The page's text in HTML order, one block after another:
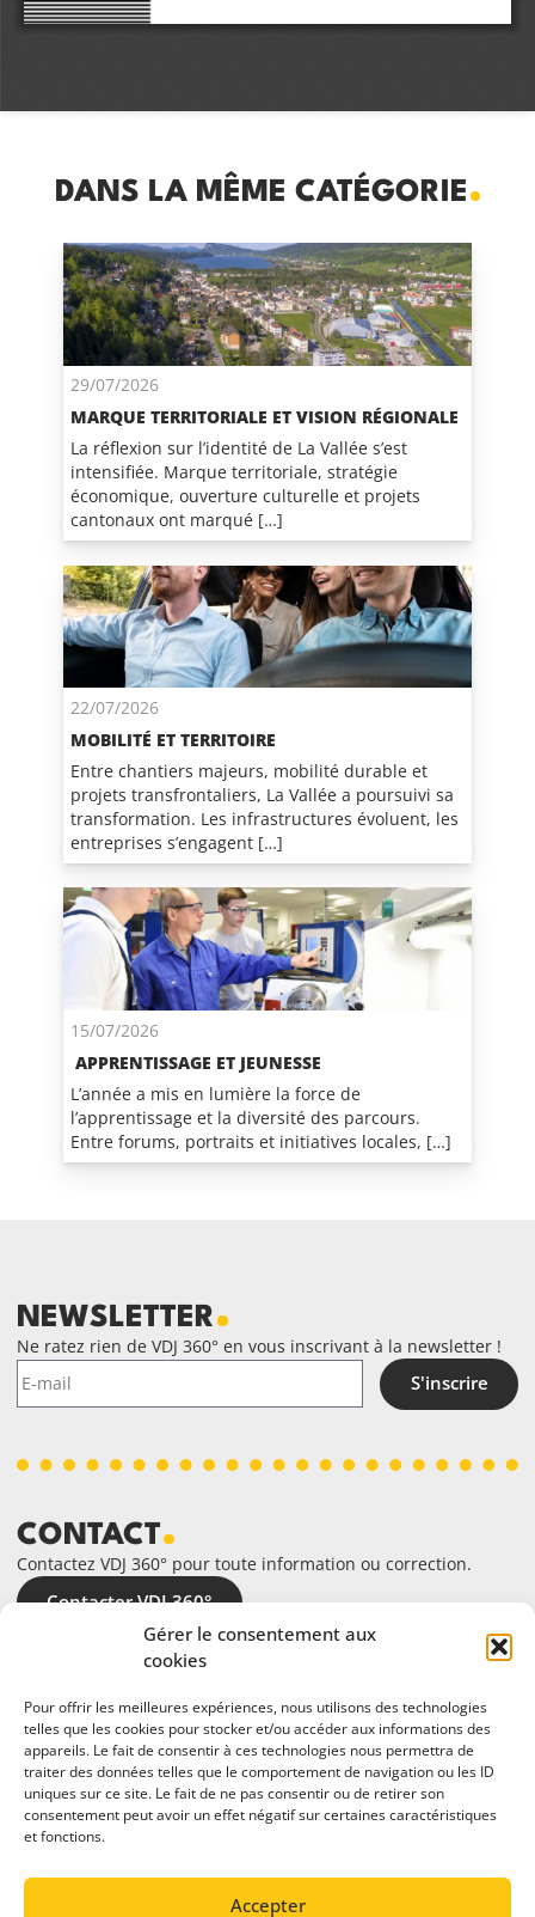
Gérer le consentement aux
cookies
Pour offrir les meilleures expériences, nous utilisons des technologies
telles que les cookies pour stocker et/ou accéder aux informations des
appareils. Le fait de consentir à ces technologies nous permettra de
traiter des données telles que le comportement de navigation ou les ID
uniques sur ce site. Le fait de ne pas consentir ou de retirer son
consentement peut avoir un effet négatif sur certaines caractéristiques
et fonctions.
Accepter
DANS LA MÊME CATÉGORIE
29/07/2026
MARQUE TERRITORIALE ET VISION RÉGIONALE
La réflexion sur l’identité de La Vallée s’est
intensifiée. Marque territoriale, stratégie
économique, ouverture culturelle et projets
cantonaux ont marqué […]
22/07/2026
MOBILITÉ ET TERRITOIRE
Entre chantiers majeurs, mobilité durable et
projets transfrontaliers, La Vallée a poursuivi sa
transformation. Les infrastructures évoluent, les
entreprises s’engagent […]
15/07/2026
APPRENTISSAGE ET JEUNESSE
L’année a mis en lumière la force de
l’apprentissage et la diversité des parcours.
Entre forums, portraits et initiatives locales, […]
NEWSLETTER
Ne ratez rien de VDJ 360° en vous inscrivant à la newsletter !
S'inscrire
CONTACT
Contactez VDJ 360° pour toute information ou correction.
Contacter VDJ 360°
En partenariat avec